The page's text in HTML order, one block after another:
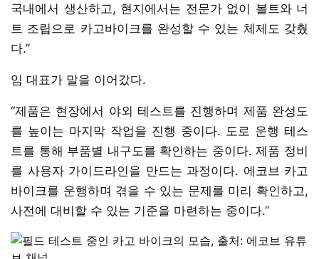
국내에서 생산하고, 현지에서는 전문가 없이 볼트와 너
트 조립으로 카고바이크를 완성할 수 있는 체제도 갖췄
다.”
임 대표가 말을 이어갔다.
“제품은 현장에서 야외 테스트를 진행하며 제품 완성도
를 높이는 마지막 작업을 진행 중이다. 도로 운행 테스
트를 통해 부품별 내구도를 확인하는 중이다. 제품 정비
를 사용자 가이드라인을 만드는 과정이다. 에코브 카고
바이크를 운행하며 겪을 수 있는 문제를 미리 확인하고,
사전에 대비할 수 있는 기준을 마련하는 중이다.”